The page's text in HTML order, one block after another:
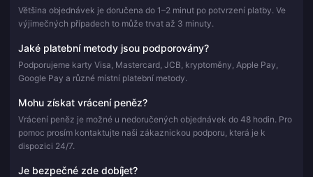
Většina objednávek je doručena do 1–2 minut po potvrzení platby. Ve
výjimečných případech to může trvat až 3 minuty.
Jaké platební metody jsou podporovány?
Podporujeme karty Visa, Mastercard, JCB, kryptoměny, Apple Pay,
Google Pay a různé místní platební metody.
Mohu získat vrácení peněz?
Vrácení peněz je možné u nedoručených objednávek do 48 hodin. Pro
pomoc prosím kontaktujte naši zákaznickou podporu, která je k
dispozici 24/7.
Je bezpečné zde dobíjet?